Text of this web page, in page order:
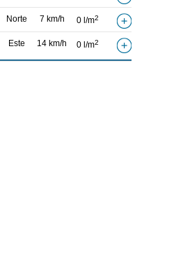
Norte 7 km/h 0 l/m2
Este 14 km/h 0 l/m2